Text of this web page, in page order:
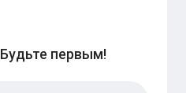
первым!